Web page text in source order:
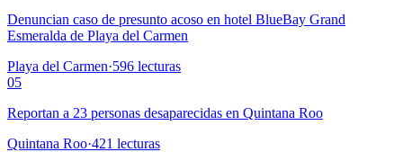
Denuncian caso de presunto acoso en hotel BlueBay Grand
Esmeralda de Playa del Carmen
Playa del Carmen·596 lecturas
05
Reportan a 23 personas desaparecidas en Quintana Roo
Quintana Roo·421 lecturas